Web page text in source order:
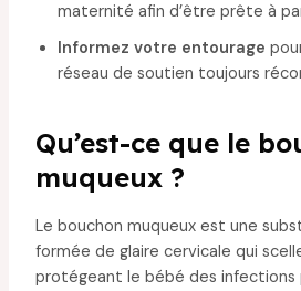
maternité afin d’être prête à
Informez votre entourage
réseau de soutien toujours
Qu’est-ce que le
muqueux ?
Le bouchon muqueux est une
formée de glaire cervicale qui
protégeant le bébé des infections